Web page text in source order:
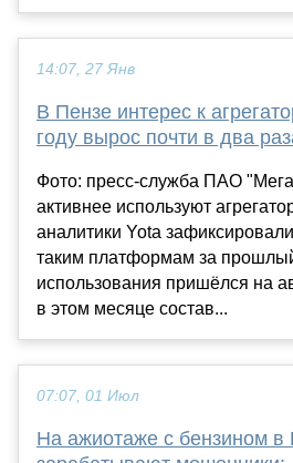
14:07, 27 Янв
В Пензе интерес к
году вырос почти в два
Фото: пресс-служба ПАО
активнее используют
аналитики Yota
таким платформам за
использования пришёлся на
в этом месяце состав...
07:07, 01 Июл
На ажиотаже с бензином в